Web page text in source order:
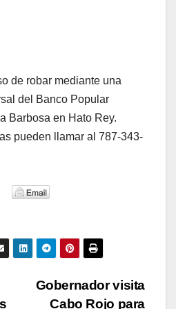
de robar mediante una
del Banco Popular
Barbosa en Hato Rey.
pueden llamar al 787-343-
Gobernador visita
Cabo Rojo para